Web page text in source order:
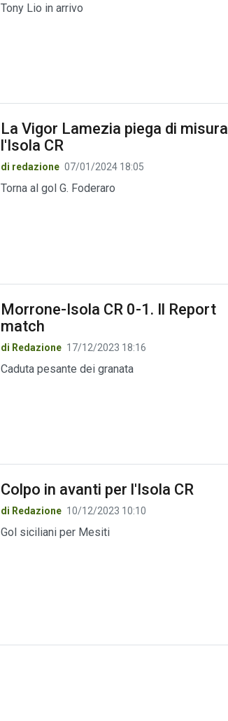
Tony Lio in arrivo
La Vigor Lamezia piega di misura
l'Isola CR
di redazione 07/01/2024 18:05
Torna al gol G. Foderaro
Morrone-Isola CR 0-1. Il Report
match
di Redazione 17/12/2023 18:16
Caduta pesante dei granata
Colpo in avanti per l'Isola CR
di Redazione 10/12/2023 10:10
Gol siciliani per Mesiti